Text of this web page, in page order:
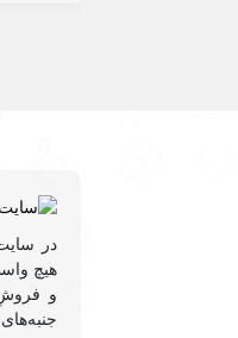
در
هیچ
و فروشِ